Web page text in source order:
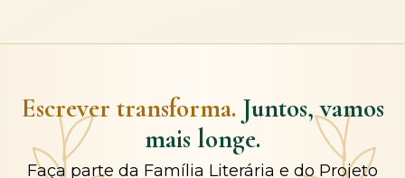
Escrever transforma. Juntos, vamos
mais longe.
Faça parte da Família Literária e do Projeto